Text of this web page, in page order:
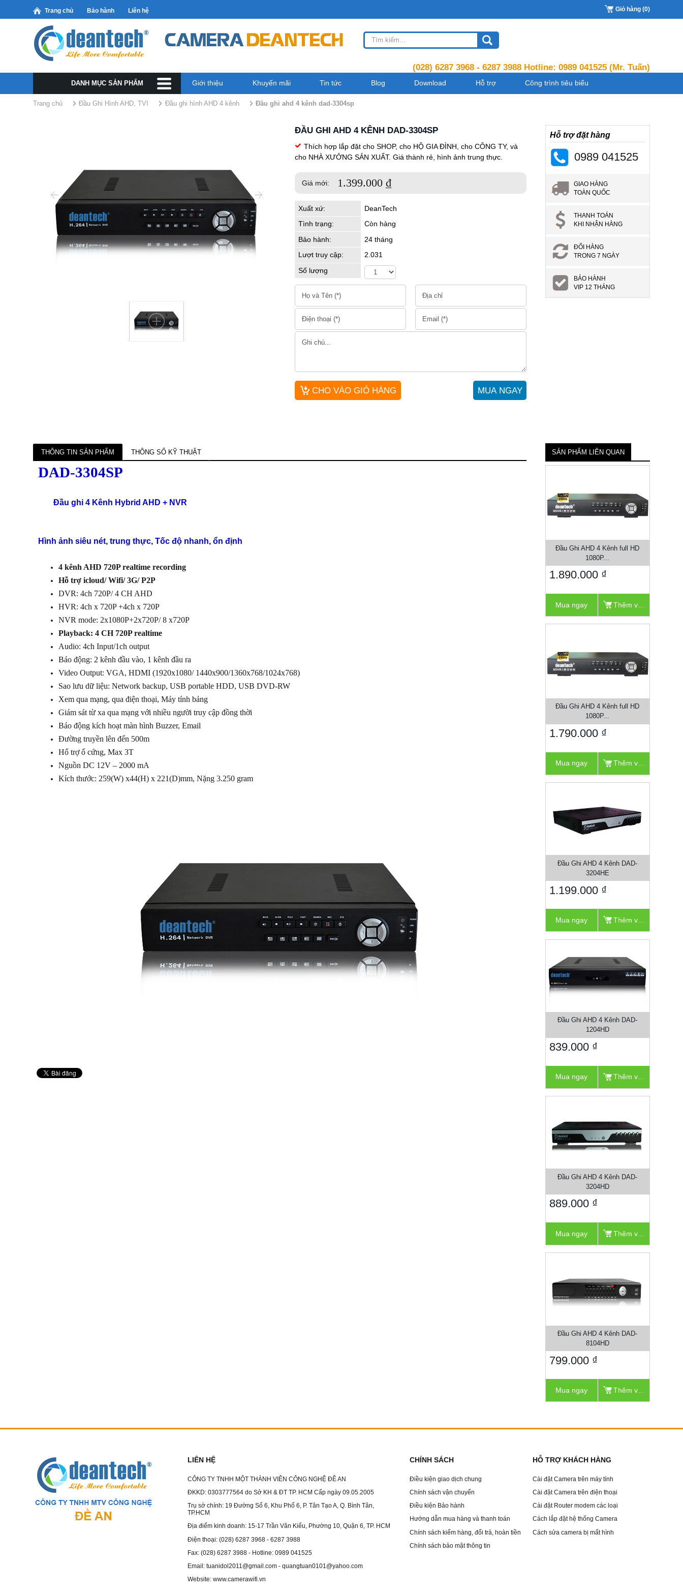
Trang chủ Bảo hành Liên hệ Giỏ hàng (0)
(028) 6287 3968 - 6287 3988 Hotline: 0989 041525 (Mr. Tuấn)
DANH MỤC SẢN PHẨM Giới thiệu Khuyến mãi Tin tức Blog Download Hỗ trợ Công trình tiêu biểu
Trang chủ Đầu Ghi Hình AHD, TVI Đầu ghi hình AHD 4 kênh đầu ghi ahd 4 kênh dad-3304sp
ĐẦU GHI AHD 4 KÊNH DAD-3304SP
Thích hợp lắp đặt cho SHOP, cho HỘ GIA ĐÌNH, cho CÔNG TY, và
cho NHÀ XƯỞNG SẢN XUẤT. Giá thành rẻ, hình ảnh trung thực.
Giá mới: 1.399.000 ₫
Xuất xứ:
DeanTech
Tình trạng:
Còn hàng
Bảo hành:
24 tháng
Lượt truy cập:
2.031
Số lượng
Hỗ trợ đặt hàng
0989 041525
GIAO HÀNG
TOÀN QUỐC
THANH TOÁN
KHI NHẬN HÀNG
ĐỔI HÀNG
TRONG 7 NGÀY
BẢO HÀNH
VIP 12 THÁNG
THÔNG TIN SẢN PHẨM THÔNG SỐ KỸ THUẬT
DAD-3304SP
Đầu ghi 4 Kênh Hybrid AHD + NVR
Hình ảnh siêu nét, trung thực, Tốc độ nhanh, ổn định
4 kênh AHD 720P realtime recording
Hỗ trợ icloud/ Wifi/ 3G/ P2P
DVR: 4ch 720P/ 4 CH AHD
HVR: 4ch x 720P +4ch x 720P
NVR mode: 2x1080P+2x720P/ 8 x720P
Playback: 4 CH 720P realtime
Audio: 4ch Input/1ch output
Báo động: 2 kênh đầu vào, 1 kênh đầu ra
Video Output: VGA, HDMI (1920x1080/ 1440x900/1360x768/1024x768)
Sao lưu dữ liệu: Network backup, USB portable HDD, USB DVD-RW
Xem qua mạng, qua điện thoại, Máy tính bảng
Giám sát từ xa qua mạng với nhiều người truy cập đồng thời
Báo động kích hoạt màn hình Buzzer, Email
Đường truyền lên đến 500m
Hổ trợ ổ cứng, Max 3T
Nguồn DC 12V – 2000 mA
Kích thước: 259(W) x44(H) x 221(D)mm, Nặng 3.250 gram
SẢN PHẨM LIÊN QUAN
Đầu Ghi AHD 4 Kênh full HD
1080P...
1.890.000 ₫
Mua ngay Thêm vào giỏ
Đầu Ghi AHD 4 Kênh full HD
1080P...
1.790.000 ₫
Mua ngay Thêm vào giỏ
Đầu Ghi AHD 4 Kênh DAD-
3204HE
1.199.000 ₫
Mua ngay Thêm vào giỏ
Đầu Ghi AHD 4 Kênh DAD-
1204HD
839.000 ₫
Mua ngay Thêm vào giỏ
Đầu Ghi AHD 4 Kênh DAD-
3204HD
889.000 ₫
Mua ngay Thêm vào giỏ
Đầu Ghi AHD 4 Kênh DAD-
8104HD
799.000 ₫
Mua ngay Thêm vào giỏ
LIÊN HỆ
CÔNG TY TNHH MỘT THÀNH VIÊN CÔNG NGHỆ ĐỀ AN
ĐKKD: 0303777564 do Sở KH & ĐT TP. HCM Cấp ngày 09.05.2005
Trụ sở chính: 19 Đường Số 6, Khu Phố 6, P. Tân Tạo A, Q. Bình Tân,
TP.HCM
Địa điểm kinh doanh: 15-17 Trần Văn Kiểu, Phường 10, Quận 6, TP. HCM
Điện thoại: (028) 6287 3968 - 6287 3988
Fax: (028) 6287 3988 - Hotline: 0989 041525
Email: tuanidol2011@gmail.com - quangtuan0101@yahoo.com
Website: www.camerawifi.vn
CHÍNH SÁCH
Điều kiện giao dịch chung
Chính sách vận chuyển
Điều kiện Bảo hành
Hướng dẫn mua hàng và thanh toán
Chính sách kiểm hàng, đổi trả, hoàn tiền
Chính sách bảo mật thông tin
HỖ TRỢ KHÁCH HÀNG
Cài đặt Camera trên máy tính
Cài đặt Camera trên điện thoại
Cài đặt Router modem các loại
Cách lắp đặt hệ thống Camera
Cách sửa camera bị mất hình